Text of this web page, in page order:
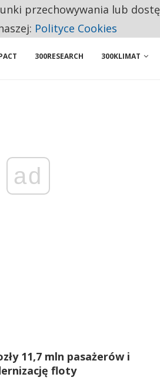
TAK ŁATWO JEJ NIE POLECAJĄ
PODMIOTY Z POLSKI
300RESEARCH 300KLIMAT
ad
11,7 mln pasażerów i
floty
przechowywania lub
Polityce Cookies